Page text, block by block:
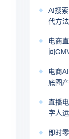
AI搜
代方法
电商
间
电商
底图
直播
字人
即时